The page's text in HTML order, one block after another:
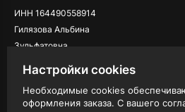
ИНН 164490558914
Гилязова Альбина
Зульфатовна
ЮРИДИЧЕСКАЯ ИНФОРМАЦИЯ
Настройки cookies
Необходимые cookies
оформления заказа. С вашего